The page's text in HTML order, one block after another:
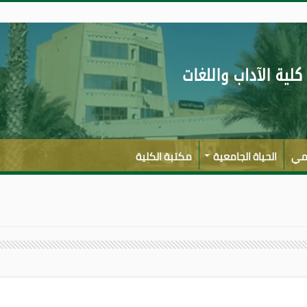
الحياة الجامعية مكتبة الكلية